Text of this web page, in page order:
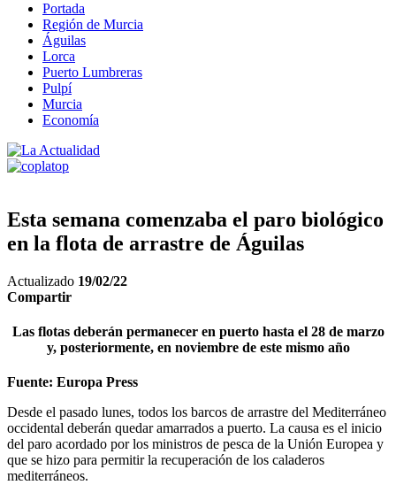
Portada
Región de Murcia
Águilas
Lorca
Puerto Lumbreras
Pulpí
Murcia
Economía
Esta semana comenzaba el paro biológico
en la flota de arrastre de Águilas
Actualizado 19/02/22
Compartir
Las flotas deberán permanecer en puerto hasta el 28 de marzo
y, posteriormente, en noviembre de este mismo año
Fuente: Europa Press
Desde el pasado lunes, todos los barcos de arrastre del Mediterráneo
occidental deberán quedar amarrados a puerto. La causa es el inicio
del paro acordado por los ministros de pesca de la Unión Europea y
que se hizo para permitir la recuperación de los caladeros
mediterráneos.